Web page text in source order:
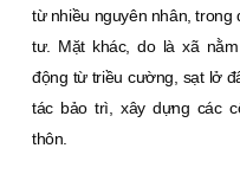
từ nhiều nguyên nhân, trong
tư. Mặt khác, do là xã
động từ triều cường, sạt lở
tác bảo trì, xây dựng các
thôn.